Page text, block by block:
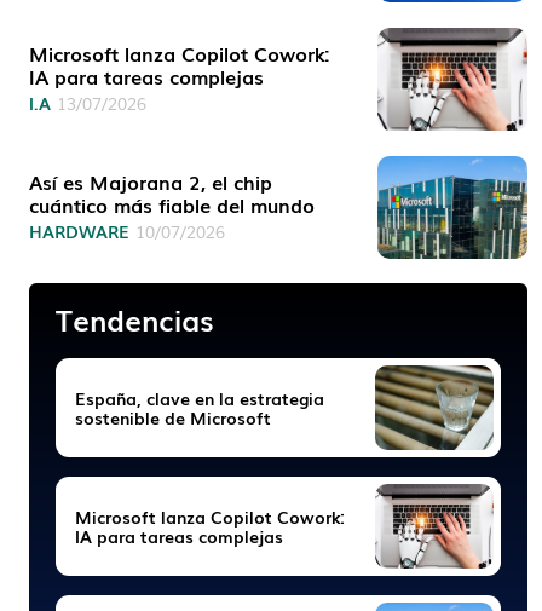
Microsoft lanza Copilot Cowork:
IA para tareas complejas
I.A 13/07/2026
Así es Majorana 2, el chip
cuántico más fiable del mundo
HARDWARE 10/07/2026
Tendencias
España, clave en la estrategia
sostenible de Microsoft
Microsoft lanza Copilot Cowork:
IA para tareas complejas